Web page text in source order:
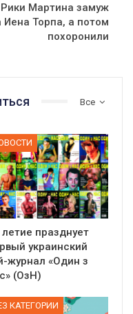
Рики Мартина замуж
Иена Торпа, а потом
похоронили
Все
летие празднует
украинский
журнал «Один з
(ОзН)
КАТЕГОРИИ